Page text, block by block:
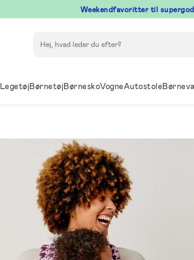
Weekendfavoritter til
LegetøjBørnetøjBørneskoVogneAutostole